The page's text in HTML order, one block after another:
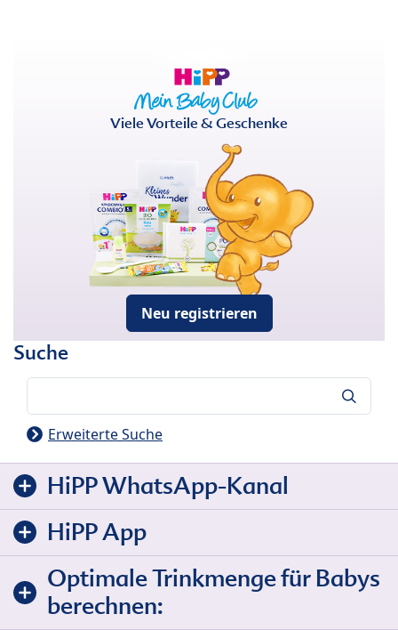
Viele Vorteile & Geschenke
Neu registrieren
Suche
Erweiterte Suche
HiPP WhatsApp-Kanal
HiPP App
Optimale Trinkmenge für Babys
berechnen: